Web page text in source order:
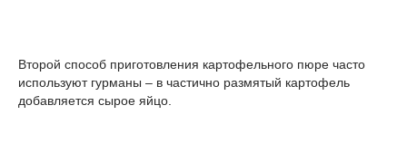
Второй способ приготовления картофельного пюре часто
используют гурманы – в частично размятый картофель
добавляется сырое яйцо.